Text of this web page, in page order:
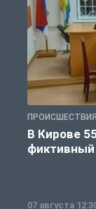
ПРОИСШЕСТВИЯ
В Кирове
фиктивный
07 августа